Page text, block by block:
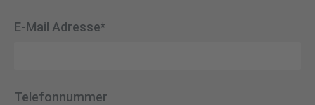
E-Mail Adresse*
Telefonnummer